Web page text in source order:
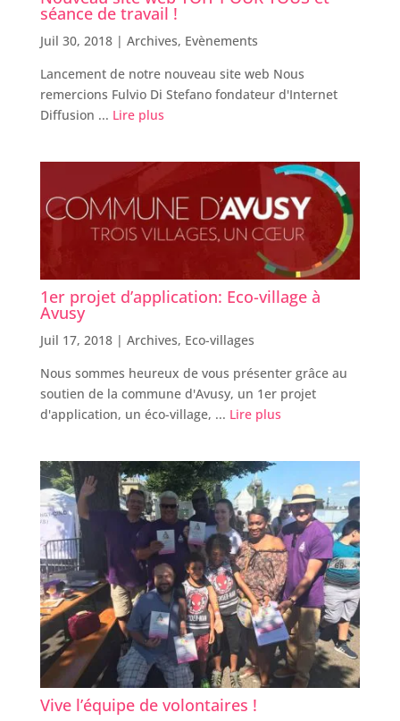
séance de travail !
Juil 30, 2018 | Archives, Evènements
Lancement de notre nouveau site web Nous
remercions Fulvio Di Stefano fondateur d'Internet
Diffusion ... Lire plus
1er projet d’application: Eco-village à
Avusy
Juil 17, 2018 | Archives, Eco-villages
Nous sommes heureux de vous présenter grâce au
soutien de la commune d'Avusy, un 1er projet
d'application, un éco-village, ... Lire plus
Vive l’équipe de volontaires !